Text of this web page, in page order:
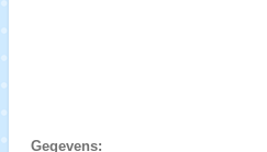
Gegevens: